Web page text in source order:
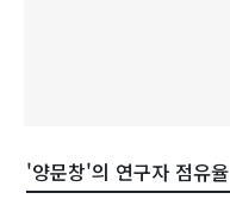
'양문창'의 연구자 점유율